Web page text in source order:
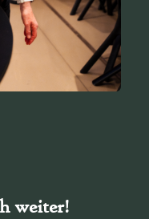
weiter!